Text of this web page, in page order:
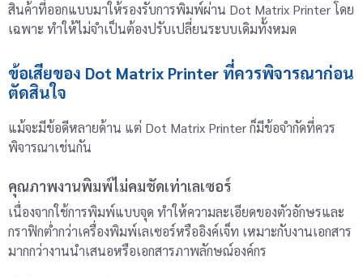
สินค้าที่ออกแบบมาให้รองรับการพิมพ์ผ่าน Dot Matrix Printer โดย
เฉพาะ ทำให้ไม่จำเป็นต้องปรับเปลี่ยนระบบเดิมทั้งหมด
ข้อเสียของ Dot Matrix Printer ที่ควรพิจารณาก่อน
ตัดสินใจ
แม้จะมีข้อดีหลายด้าน แต่ Dot Matrix Printer ก็มีข้อจำกัดที่ควร
พิจารณาเช่นกัน
คุณภาพงานพิมพ์ไม่คมชัดเท่าเลเซอร์
เนื่องจากใช้การพิมพ์แบบจุด ทำให้ความละเอียดของตัวอักษรและ
กราฟิกต่ำกว่าเครื่องพิมพ์เลเซอร์หรืออิงค์เจ็ท เหมาะกับงานเอกสาร
มากกว่างานนำเสนอหรือเอกสารภาพลักษณ์องค์กร